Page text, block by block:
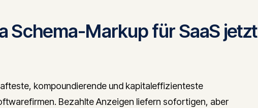
Schema-Markup für SaaS jetzt
kompoundierende und kapitaleffizienteste
Bezahlte Anzeigen liefern sofortigen, aber